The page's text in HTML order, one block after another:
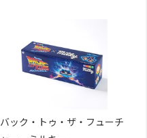
バック・トゥ・ザ・フューチ